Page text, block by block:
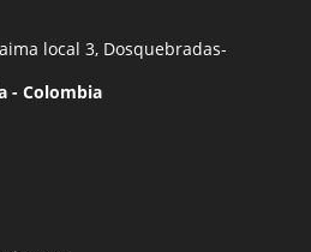
local 3, Dosquebradas-
- Colombia